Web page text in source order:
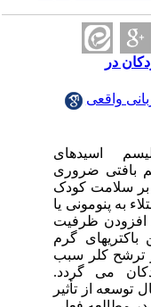
در
واقعی
اسیدهای
بافتی ضروری
سلامت کودک
به پنومونی یا
ظرفیت
گرم
ترشح کلر سبب
می گردد.
از تأثیر